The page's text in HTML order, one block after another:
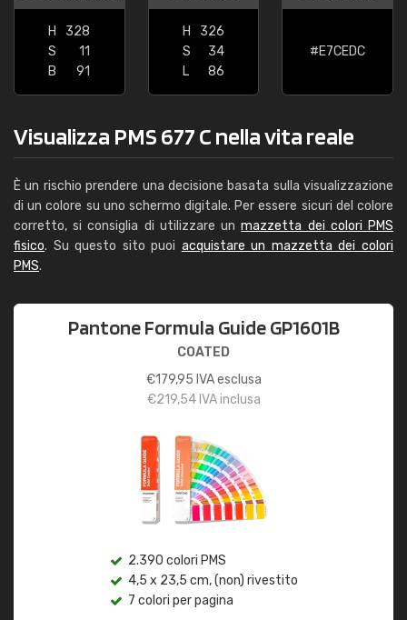
H
328
S
11
B
91
H
326
S
34
L
86
#E7CEDC
Visualizza PMS 677 C nella vita reale
È un rischio prendere una decisione basata sulla visualizzazione
di un colore su uno schermo digitale. Per essere sicuri del colore
corretto, si consiglia di utilizzare unmazzetta dei colori PMS
fisico. Su questo sito puoi acquistare un mazzetta dei colori
PMS.
Pantone Formula Guide GP1601B
COATED
€179,95 IVA esclusa
€219,54IVA inclusa
2.390 colori PMS
4,5 x 23,5 cm, (non) rivestito
7 colori per pagina